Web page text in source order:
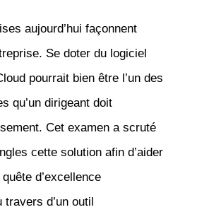
aujourd’hui façonnent
Se doter du logiciel
pourrait bien être l’un des
qu’un dirigeant doit
Cet examen a scruté
cette solution afin d’aider
d’excellence
travers d’un outil